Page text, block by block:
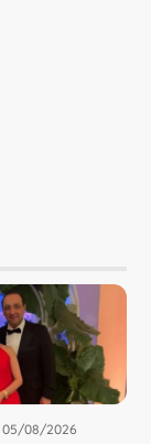
05/08/2026